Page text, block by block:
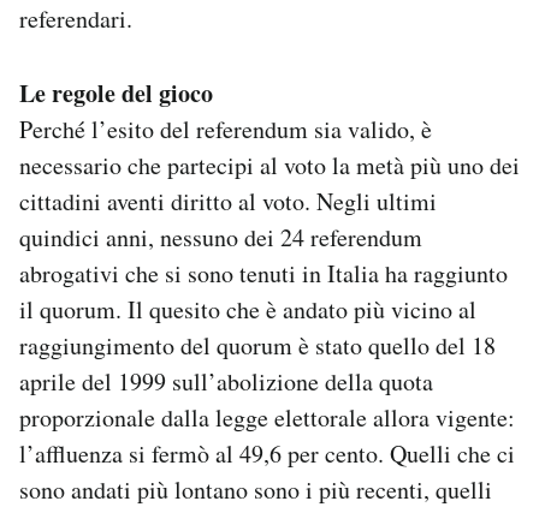
referendari.
Le regole del gioco
Perché l’esito del referendum sia valido, è
necessario che partecipi al voto la metà più uno dei
cittadini aventi diritto al voto. Negli ultimi
quindici anni, nessuno dei 24 referendum
abrogativi che si sono tenuti in Italia ha raggiunto
il quorum. Il quesito che è andato più vicino al
raggiungimento del quorum è stato quello del 18
aprile del 1999 sull’abolizione della quota
proporzionale dalla legge elettorale allora vigente:
l’affluenza si fermò al 49,6 per cento. Quelli che ci
sono andati più lontano sono i più recenti, quelli